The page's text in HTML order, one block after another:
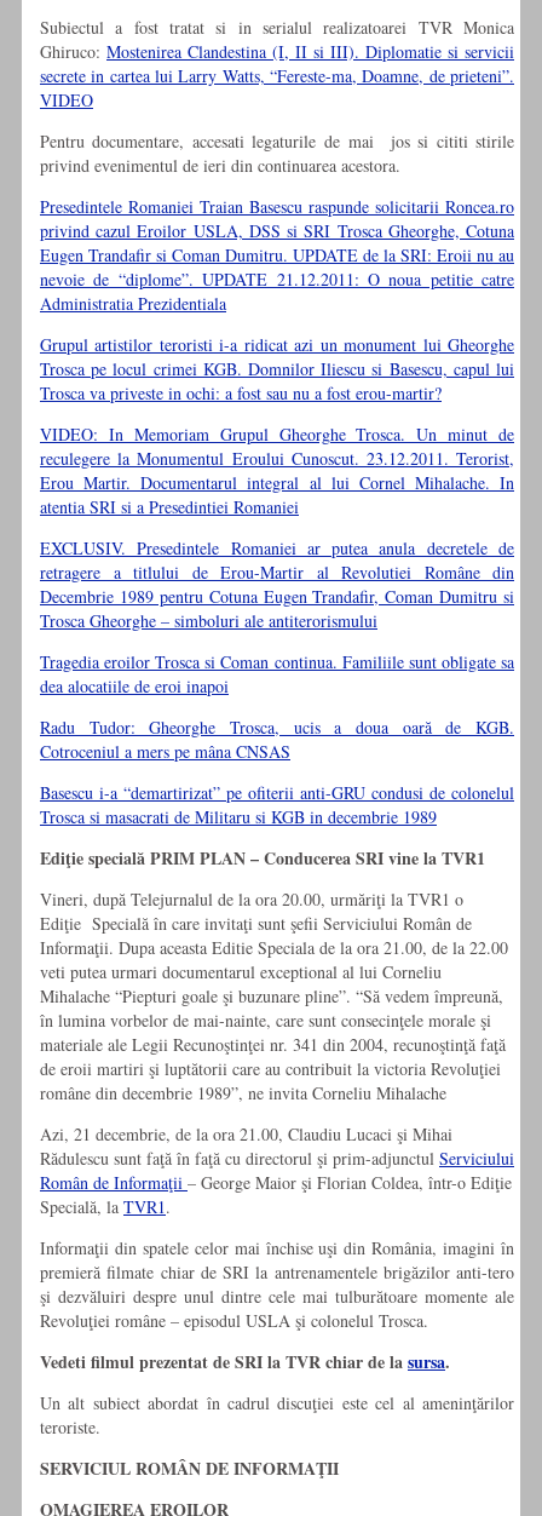
Subiectul a fost tratat si in serialul realizatoarei TVR Monica
Ghiruco: Mostenirea Clandestina (I, II si III). Diplomatie si servicii
secrete in cartea lui Larry Watts, “Fereste-ma, Doamne, de prieteni”.
VIDEO
Pentru documentare, accesati legaturile de mai jos si cititi stirile
privind evenimentul de ieri din continuarea acestora.
Presedintele Romaniei Traian Basescu raspunde solicitarii Roncea.ro
privind cazul Eroilor USLA, DSS si SRI Trosca Gheorghe, Cotuna
Eugen Trandafir si Coman Dumitru. UPDATE de la SRI: Eroii nu au
nevoie de “diplome”. UPDATE 21.12.2011: O noua petitie catre
Administratia Prezidentiala
Grupul artistilor teroristi i-a ridicat azi un monument lui Gheorghe
Trosca pe locul crimei KGB. Domnilor Iliescu si Basescu, capul lui
Trosca va priveste in ochi: a fost sau nu a fost erou-martir?
VIDEO: In Memoriam Grupul Gheorghe Trosca. Un minut de
reculegere la Monumentul Eroului Cunoscut. 23.12.2011. Terorist,
Erou Martir. Documentarul integral al lui Cornel Mihalache. In
atentia SRI si a Presedintiei Romaniei
EXCLUSIV. Presedintele Romaniei ar putea anula decretele de
retragere a titlului de Erou-Martir al Revolutiei Române din
Decembrie 1989 pentru Cotuna Eugen Trandafir, Coman Dumitru si
Trosca Gheorghe – simboluri ale antiterorismului
Tragedia eroilor Trosca si Coman continua. Familiile sunt obligate sa
dea alocatiile de eroi inapoi
Radu Tudor: Gheorghe Trosca, ucis a doua oară de KGB.
Cotroceniul a mers pe mâna CNSAS
Basescu i-a “demartirizat” pe ofiterii anti-GRU condusi de colonelul
Trosca si masacrati de Militaru si KGB in decembrie 1989
Ediţie specială PRIM PLAN – Conducerea SRI vine la TVR1
Vineri, după Telejurnalul de la ora 20.00, urmăriţi la TVR1 o
Ediţie Specială în care invitaţi sunt şefii Serviciului Român de
Informaţii. Dupa aceasta Editie Speciala de la ora 21.00, de la 22.00
veti putea urmari documentarul exceptional al lui Corneliu
Mihalache “Piepturi goale şi buzunare pline”. “Să vedem împreună,
în lumina vorbelor de mai-nainte, care sunt consecinţele morale şi
materiale ale Legii Recunoştinţei nr. 341 din 2004, recunoştinţă faţă
de eroii martiri şi luptătorii care au contribuit la victoria Revoluţiei
române din decembrie 1989”, ne invita Corneliu Mihalache
Azi, 21 decembrie, de la ora 21.00, Claudiu Lucaci şi Mihai
Rădulescu sunt faţă în faţă cu directorul şi prim-adjunctul Serviciului
Român de Informaţii – George Maior şi Florian Coldea, într-o Ediţie
Specială, la TVR1.
Informaţii din spatele celor mai închise uşi din România, imagini în
premieră filmate chiar de SRI la antrenamentele brigăzilor anti-tero
şi dezvăluiri despre unul dintre cele mai tulburătoare momente ale
Revoluţiei române – episodul USLA şi colonelul Trosca.
Vedeti filmul prezentat de SRI la TVR chiar de lasursa.
Un alt subiect abordat în cadrul discuţiei este cel al ameninţărilor
teroriste.
SERVICIUL ROMÂN DE INFORMAŢII
OMAGIEREA EROILOR